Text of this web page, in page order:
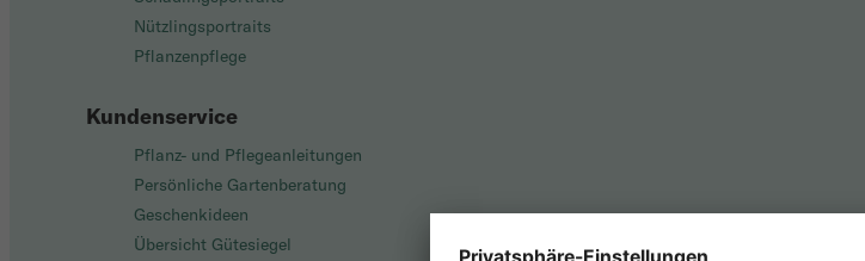
Nützlingsportraits
Pflanzenpflege
Kundenservice
Pflanz- und Pflegeanleitungen
Persönliche Gartenberatung
Geschenkideen
Übersicht Gütesiegel